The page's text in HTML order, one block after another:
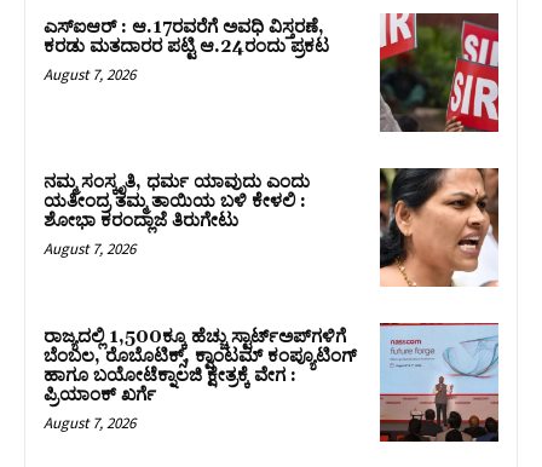
ಎಸ್‌ಐಆರ್‌ : ಆ.17ರವರೆಗೆ ಅವಧಿ ವಿಸ್ತರಣೆ,
ಕರಡು ಮತದಾರರ ಪಟ್ಟಿ ಆ.24ರಂದು ಪ್ರಕಟ
August 7, 2026
ನಮ್ಮ ಸಂಸ್ಕೃತಿ, ಧರ್ಮ ಯಾವುದು ಎಂದು
ಯತೀಂದ್ರ ತಮ್ಮ ತಾಯಿಯ ಬಳಿ ಕೇಳಲಿ :
ಶೋಭಾ ಕರಂದ್ಲಾಜೆ ತಿರುಗೇಟು
August 7, 2026
ರಾಜ್ಯದಲ್ಲಿ 1,500ಕ್ಕೂ ಹೆಚ್ಚು ಸ್ಟಾರ್ಟ್‌ಅಪ್‌ಗಳಿಗೆ
ಬೆಂಬಲ, ರೊಬೊಟಿಕ್ಸ್, ಕ್ವಾಂಟಮ್ ಕಂಪ್ಯೂಟಿಂಗ್
ಹಾಗೂ ಬಯೋಟೆಕ್ನಾಲಜಿ ಕ್ಷೇತ್ರಕ್ಕೆ ವೇಗ :
ಪ್ರಿಯಾಂಕ್‌ ಖರ್ಗೆ
August 7, 2026